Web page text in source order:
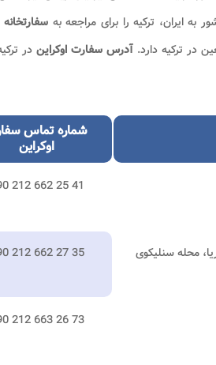
ایران، ترکیه را برای مراجعه به سفارتخانه
آدرس سفارت اوکراین در
شماره تماس
اوکراین
محله سنلیکوی
212 662 25 41
212 662 27 35
212 663 26 73